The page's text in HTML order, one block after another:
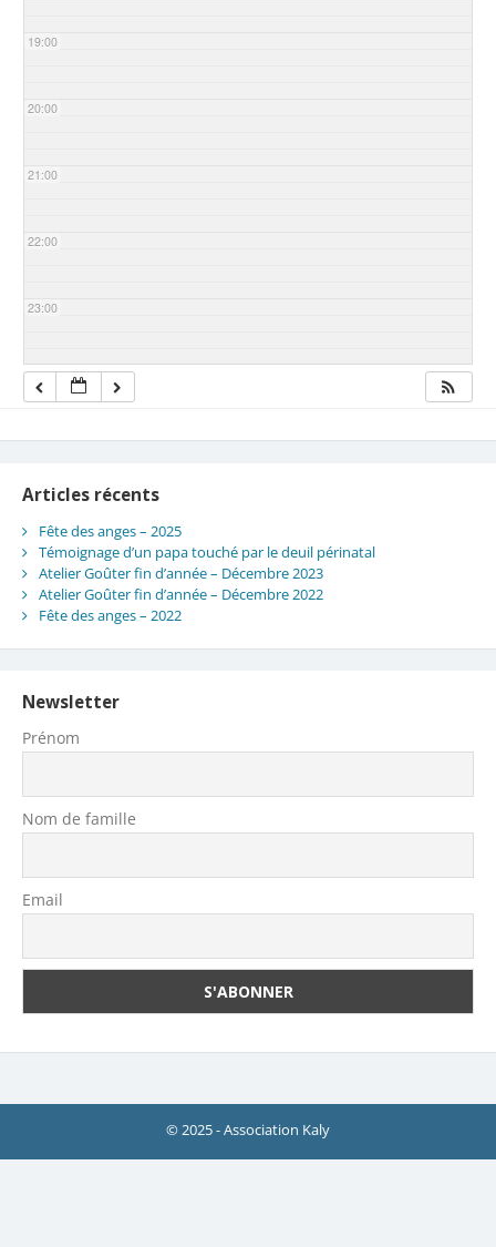
19:00
20:00
21:00
22:00
23:00
Articles récents
Fête des anges – 2025
Témoignage d’un papa touché par le deuil périnatal
Atelier Goûter fin d’année – Décembre 2023
Atelier Goûter fin d’année – Décembre 2022
Fête des anges – 2022
Newsletter
Prénom
Nom de famille
Email
© 2025 - Association Kaly